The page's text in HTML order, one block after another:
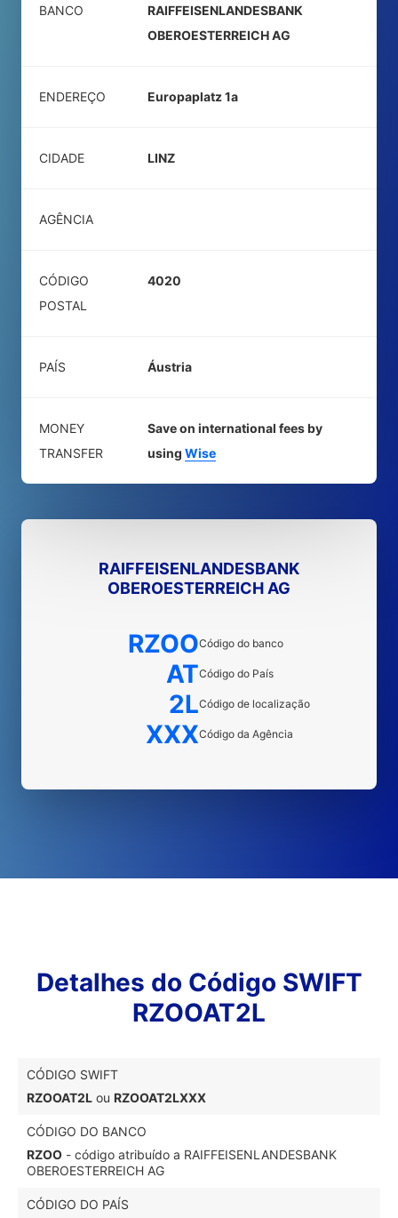
BANCO
RAIFFEISENLANDESBANK
OBEROESTERREICH AG
ENDEREÇO Europaplatz 1a
CIDADE LINZ
AGÊNCIA
CÓDIGO
POSTAL
4020
PAÍS Áustria
MONEY
TRANSFER
Save on international fees by
using Wise
RAIFFEISENLANDESBANK
OBEROESTERREICH AG
RZOOCódigo do banco
ATCódigo do País
2LCódigo de localização
XXXCódigo da Agência
Detalhes do Código SWIFT
RZOOAT2L
CÓDIGO SWIFT
RZOOAT2L ou RZOOAT2LXXX
CÓDIGO DO BANCO
RZOO - código atribuído a RAIFFEISENLANDESBANK
OBEROESTERREICH AG
CÓDIGO DO PAÍS